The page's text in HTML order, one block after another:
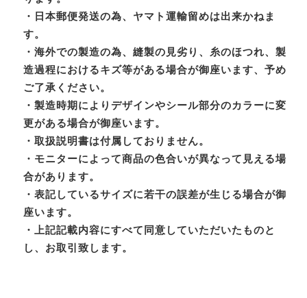
・日本郵便発送の為、ヤマト運輸留めは出来かねま
す。
・海外での製造の為、縫製の見劣り、糸のほつれ、製
造過程におけるキズ等がある場合が御座います、予め
ご了承ください。
・製造時期によりデザインやシール部分のカラーに変
更がある場合が御座います。
・取扱説明書は付属しておりません。
・モニターによって商品の色合いが異なって見える場
合があります。
・表記しているサイズに若干の誤差が生じる場合が御
座います。
・上記記載内容にすべて同意していただいたものと
し、お取引致します。